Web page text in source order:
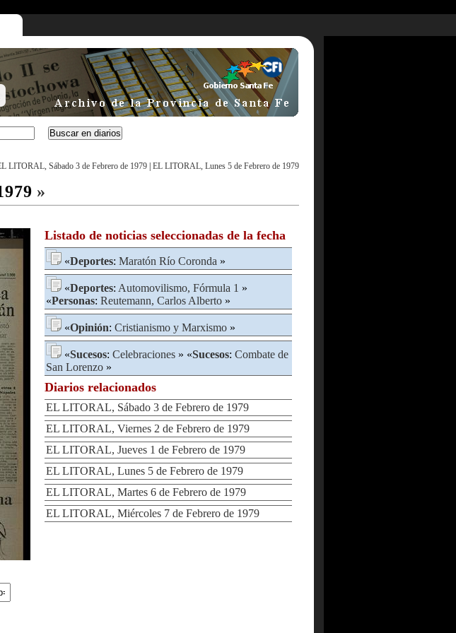
LITORAL, Sábado 3 de Febrero de 1979 EL LITORAL, Lunes 5 de Febrero de 1979
»
Listado de noticias seleccionadas de la fecha
«Deportes: Maratón Río Coronda »
«Deportes: Automovilismo, Fórmula 1 »
«Personas: Reutemann, Carlos Alberto »
«Opinión: Cristianismo y Marxismo »
«Sucesos: Celebraciones » «Sucesos: Combate de
San Lorenzo »
Diarios relacionados
EL LITORAL, Sábado 3 de Febrero de 1979
EL LITORAL, Viernes 2 de Febrero de 1979
EL LITORAL, Jueves 1 de Febrero de 1979
EL LITORAL, Lunes 5 de Febrero de 1979
EL LITORAL, Martes 6 de Febrero de 1979
EL LITORAL, Miércoles 7 de Febrero de 1979